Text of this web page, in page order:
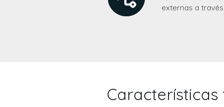
externas a
Características